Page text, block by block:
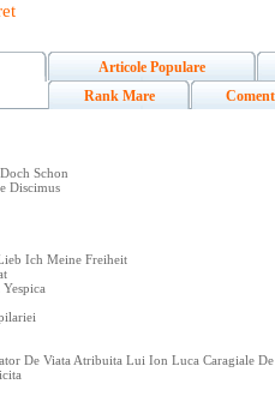
Articole Populare
Rank Mare
Schon
Discimus
Ich Meine Freiheit
De Viata Atribuita Lui Ion Luca Caragiale